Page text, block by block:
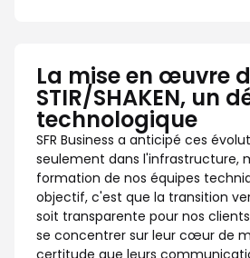
La mise en œuvre
STIR/SHAKEN, un
technologique
SFR Business a anticipé ces
seulement dans l'infrastructure,
formation de nos équipes
objectif, c'est que la transition
soit transparente pour nos
se concentrer sur leur cœur de
certitude que leurs